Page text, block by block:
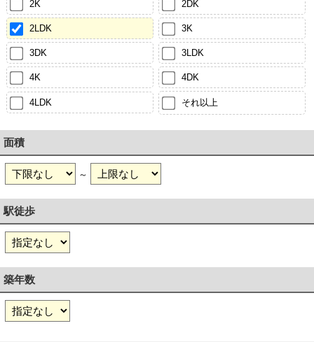
2K 2DK
2LDK 3K
3DK 3LDK
4K 4DK
4LDK それ以上
面積
～
駅徒歩
築年数